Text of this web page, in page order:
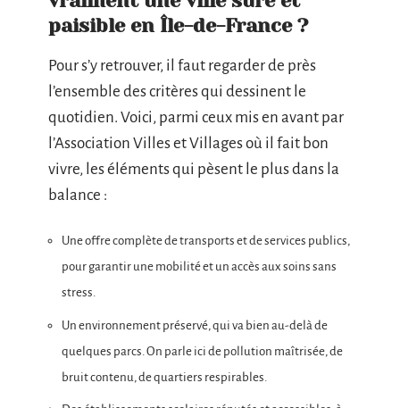
paisible en Île-de-France ?
Pour s’y retrouver, il faut regarder de près
l’ensemble des critères qui dessinent le
quotidien. Voici, parmi ceux mis en avant par
l’Association Villes et Villages où il fait bon
vivre, les éléments qui pèsent le plus dans la
balance :
Une offre complète de transports et de services publics,
pour garantir une mobilité et un accès aux soins sans
stress.
Un environnement préservé, qui va bien au-delà de
quelques parcs. On parle ici de pollution maîtrisée, de
bruit contenu, de quartiers respirables.